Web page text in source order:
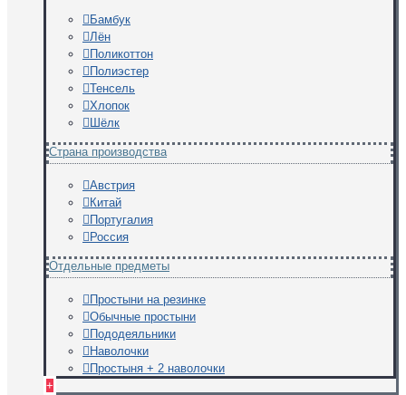
Бамбук
Лён
Поликоттон
Полиэстер
Тенсель
Хлопок
Шёлк
Страна производства
Австрия
Китай
Португалия
Россия
Отдельные предметы
Простыни на резинке
Обычные простыни
Пододеяльники
Наволочки
Простыня + 2 наволочки
+